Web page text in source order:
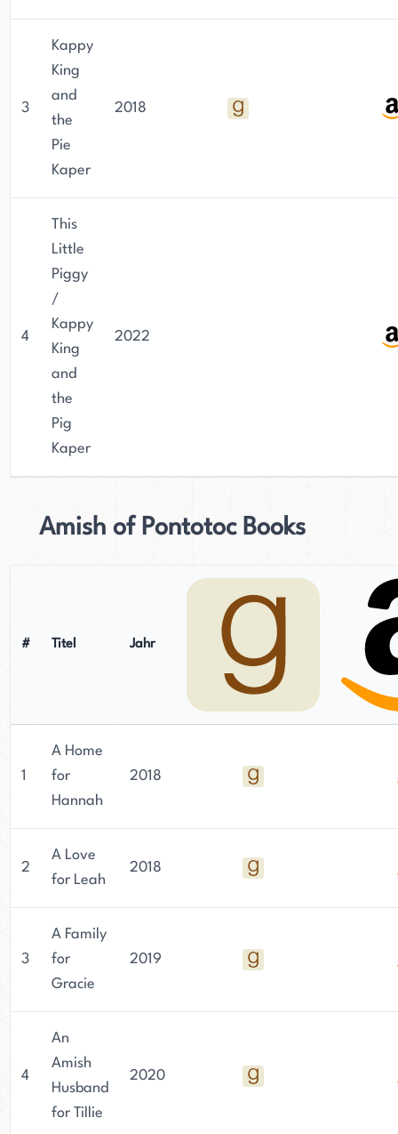
3
Kappy
King
and
the
Pie
Kaper
2018
4
This
Little
Piggy
/
Kappy
King
and
the
Pig
Kaper
2022
Amish of Pontotoc Books
# Titel Jahr
1
A Home
for
Hannah
2018
2
A Love
for Leah
2018
3
A Family
for
Gracie
2019
4
An
Amish
Husband
for Tillie
2020